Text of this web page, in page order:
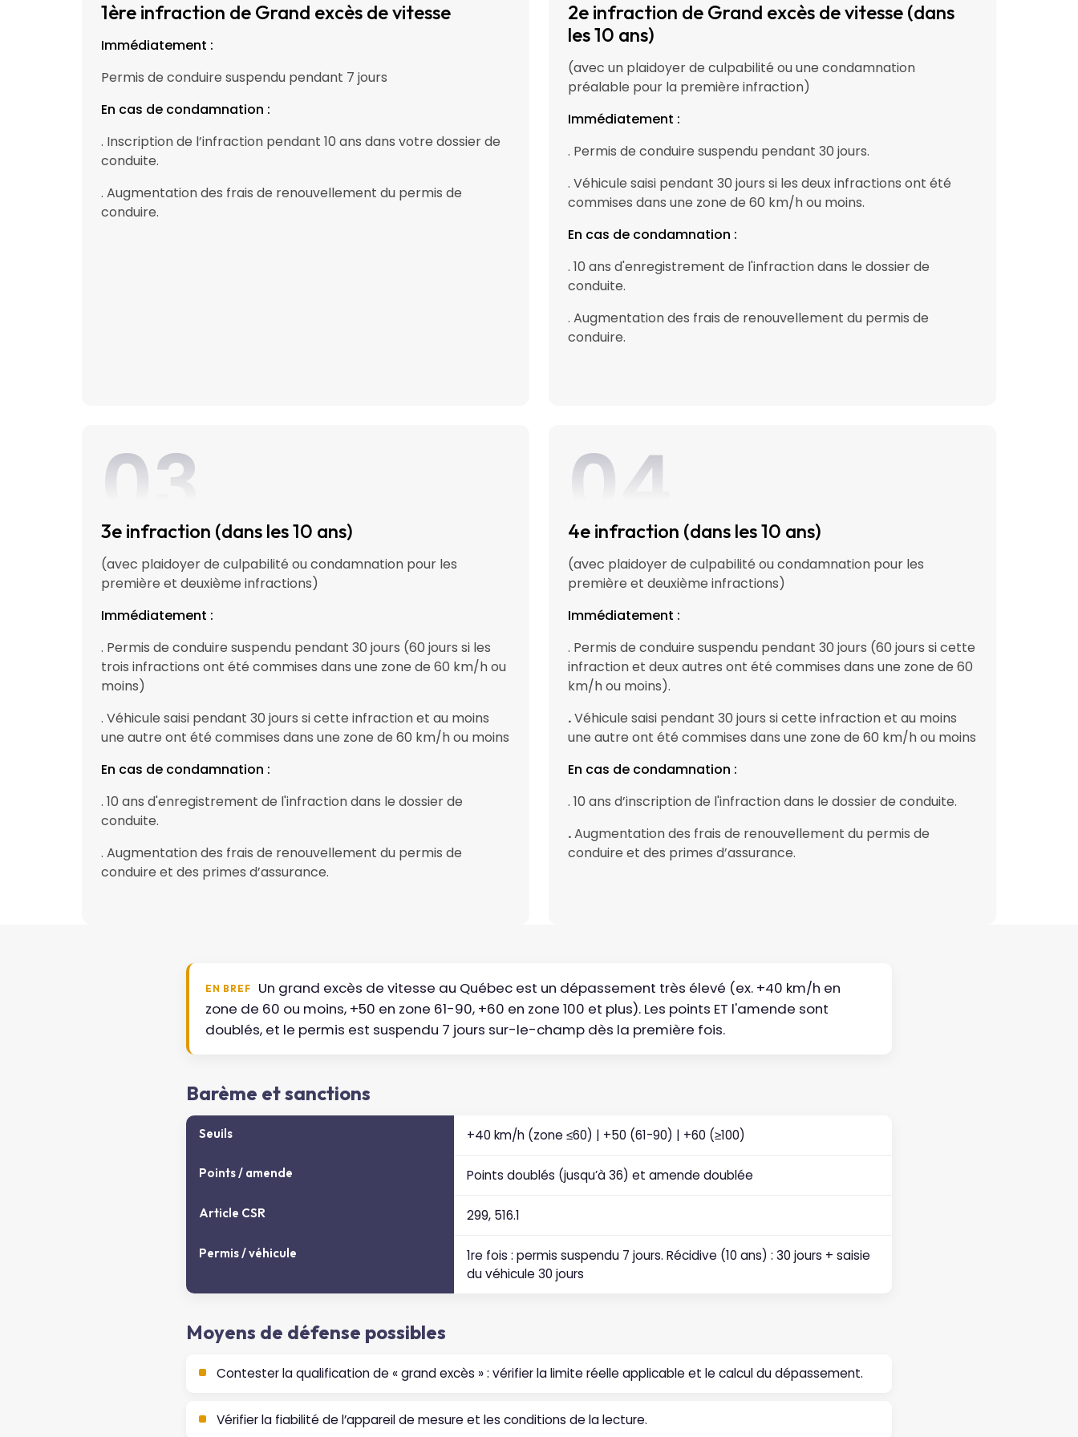
1ère infraction de Grand excès de vitesse
Immédiatement :
Permis de conduire suspendu pendant 7 jours
En cas de condamnation :
. Inscription de l’infraction pendant 10 ans dans votre dossier de
conduite.
. Augmentation des frais de renouvellement du permis de
conduire.
2e infraction de Grand excès de vitesse (dans
les 10 ans)
(avec un plaidoyer de culpabilité ou une condamnation
préalable pour la première infraction)
Immédiatement :
. Permis de conduire suspendu pendant 30 jours.
. Véhicule saisi pendant 30 jours si les deux infractions ont été
commises dans une zone de 60 km/h ou moins.
En cas de condamnation :
. 10 ans d'enregistrement de l'infraction dans le dossier de
conduite.
. Augmentation des frais de renouvellement du permis de
conduire.
03
3e infraction (dans les 10 ans)
(avec plaidoyer de culpabilité ou condamnation pour les
première et deuxième infractions)
Immédiatement :
. Permis de conduire suspendu pendant 30 jours (60 jours si les
trois infractions ont été commises dans une zone de 60 km/h ou
moins)
. Véhicule saisi pendant 30 jours si cette infraction et au moins
une autre ont été commises dans une zone de 60 km/h ou moins
En cas de condamnation :
. 10 ans d'enregistrement de l'infraction dans le dossier de
conduite.
. Augmentation des frais de renouvellement du permis de
conduire et des primes d’assurance.
04
4e infraction (dans les 10 ans)
(avec plaidoyer de culpabilité ou condamnation pour les
première et deuxième infractions)
Immédiatement :
. Permis de conduire suspendu pendant 30 jours (60 jours si cette
infraction et deux autres ont été commises dans une zone de 60
km/h ou moins).
.Véhicule saisi pendant 30 jours si cette infraction et au moins
une autre ont été commises dans une zone de 60 km/h ou moins
En cas de condamnation :
. 10 ans d’inscription de l'infraction dans le dossier de conduite.
.Augmentation des frais de renouvellement du permis de
conduire et des primes d’assurance.
EN BREF
Un grand excès de vitesse au Québec est un dépassement très élevé (ex. +40 km/h en
zone de 60 ou moins, +50 en zone 61-90, +60 en zone 100 et plus). Les points ET l'amende sont
doublés, et le permis est suspendu 7 jours sur-le-champ dès la première fois.
Barème et sanctions
Seuils +40 km/h (zone ≤60) | +50 (61-90) | +60 (≥100)
Points / amende Points doublés (jusqu’à 36) et amende doublée
Article CSR 299, 516.1
Permis / véhicule
1re fois : permis suspendu 7 jours. Récidive (10 ans) : 30 jours + saisie
du véhicule 30 jours
Moyens de défense possibles
Contester la qualification de « grand excès » : vérifier la limite réelle applicable et le calcul du dépassement.
Vérifier la fiabilité de l’appareil de mesure et les conditions de la lecture.